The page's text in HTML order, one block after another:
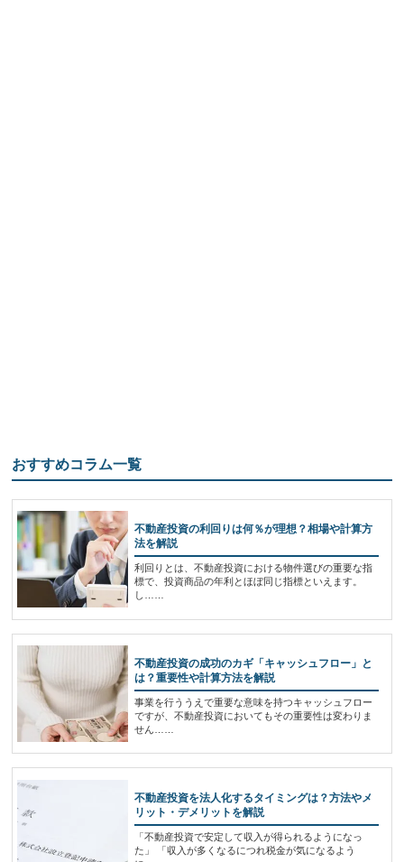
おすすめコラム一覧
不動産投資の利回りは何％が理想？相場や計算方
法を解説
利回りとは、不動産投資における物件選びの重要な指
標で、投資商品の年利とほぼ同じ指標といえます。
し……
不動産投資の成功のカギ「キャッシュフロー」と
は？重要性や計算方法を解説
事業を行ううえで重要な意味を持つキャッシュフロー
ですが、不動産投資においてもその重要性は変わりま
せん……
不動産投資を法人化するタイミングは？方法やメ
リット・デメリットを解説
「不動産投資で安定して収入が得られるようになっ
た」 「収入が多くなるにつれ税金が気になるよう